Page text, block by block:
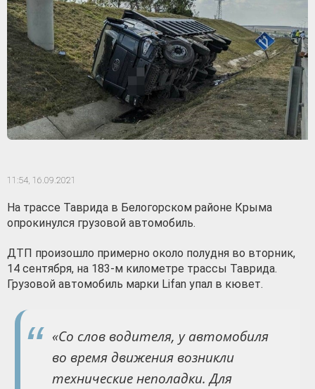
11:54, 16.09.2021
На трассе Таврида в Белогорском районе Крыма
опрокинулся грузовой автомобиль.
ДТП произошло примерно около полудня во вторник,
14 сентября, на 183-м километре трассы Таврида.
Грузовой автомобиль марки Lifan упал в кювет.
«Со слов водителя, у автомобиля
во время движения возникли
технические неполадки. Для